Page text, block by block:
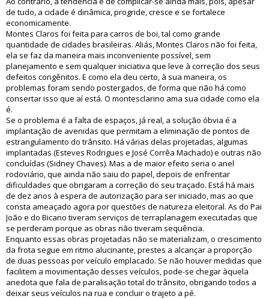
de tudo, a cidade é dinâmica, progride, cresce e se fortalece
economicamente.
Montes Claros foi feita para carros de boi, tal como grande
quantidade de cidades brasileiras. Aliás, Montes Claros não foi feita,
ela se faz da maneira mais inconveniente possível, sem
planejamento e sem qualquer iniciativa que leve à correção dos seus
defeitos congênitos. E como ela deu certo, à sua maneira, os
problemas foram sendo postergados, de forma que não há como
consertar isso que aí está. O montesclarino ama sua cidade como ela
é.
Se o problema é a falta de espaços, já real, a solução óbvia é a
implantação de avenidas que permitam a eliminação de pontos de
estrangulamento do trânsito. Há várias delas projetadas, algumas
implantadas (Esteves Rodrigues e José Corrêa Machado) e outras não
concluídas (Sidney Chaves). Mas a de maior efeito seria o anel
rodoviário, que ainda não saiu do papel, depois de enfrentar
dificuldades que obrigaram a correção do seu traçado. Está há mais
de dez anos à espera de autorização para ser iniciado, mas ao que
consta ameaçado agora por questões de natureza eleitoral. As do Pai
João e do Bicano tiveram serviços de terraplanagem executadas que
se perderam porque as obras não tiveram sequência.
Enquanto essas obras projetadas não se materializam, o crescimento
da frota segue em ritmo alucinante, prestes a alcançar a proporção
de duas pessoas por veículo emplacado. Se não houver medidas que
facilitem a movimentação desses veículos, pode-se chegar àquela
anedota que fala de paralisação total do trânsito, obrigando todos a
deixar seus veículos na rua e concluir o trajeto a pé.